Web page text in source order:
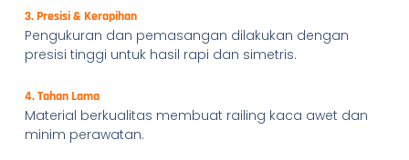
3. Presisi & Kerapihan
Pengukuran dan pemasangan dilakukan dengan
presisi tinggi untuk hasil rapi dan simetris.
4. Tahan Lama
Material berkualitas membuat railing kaca awet dan
minim perawatan.